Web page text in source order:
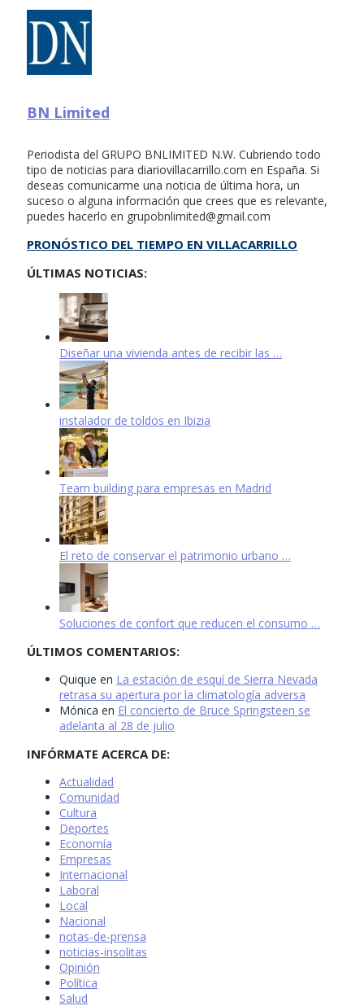
BN Limited
Periodista del GRUPO BNLIMITED N.W. Cubriendo todo
tipo de noticias para diariovillacarrillo.com en España. Si
deseas comunicarme una noticia de última hora, un
suceso o alguna información que crees que es relevante,
puedes hacerlo en grupobnlimited@gmail.com
PRONÓSTICO DEL TIEMPO EN VILLACARRILLO
ÚLTIMAS NOTICIAS:
Diseñar una vivienda antes de recibir las …
instalador de toldos en Ibizia
Team building para empresas en Madrid
El reto de conservar el patrimonio urbano …
Soluciones de confort que reducen el consumo …
ÚLTIMOS COMENTARIOS:
Quique en La estación de esquí de Sierra Nevada
retrasa su apertura por la climatología adversa
Mónica en El concierto de Bruce Springsteen se
adelanta al 28 de julio
INFÓRMATE ACERCA DE:
Actualidad
Comunidad
Cultura
Deportes
Economía
Empresas
Internacional
Laboral
Local
Nacional
notas-de-prensa
noticias-insolitas
Opinión
Política
Salud